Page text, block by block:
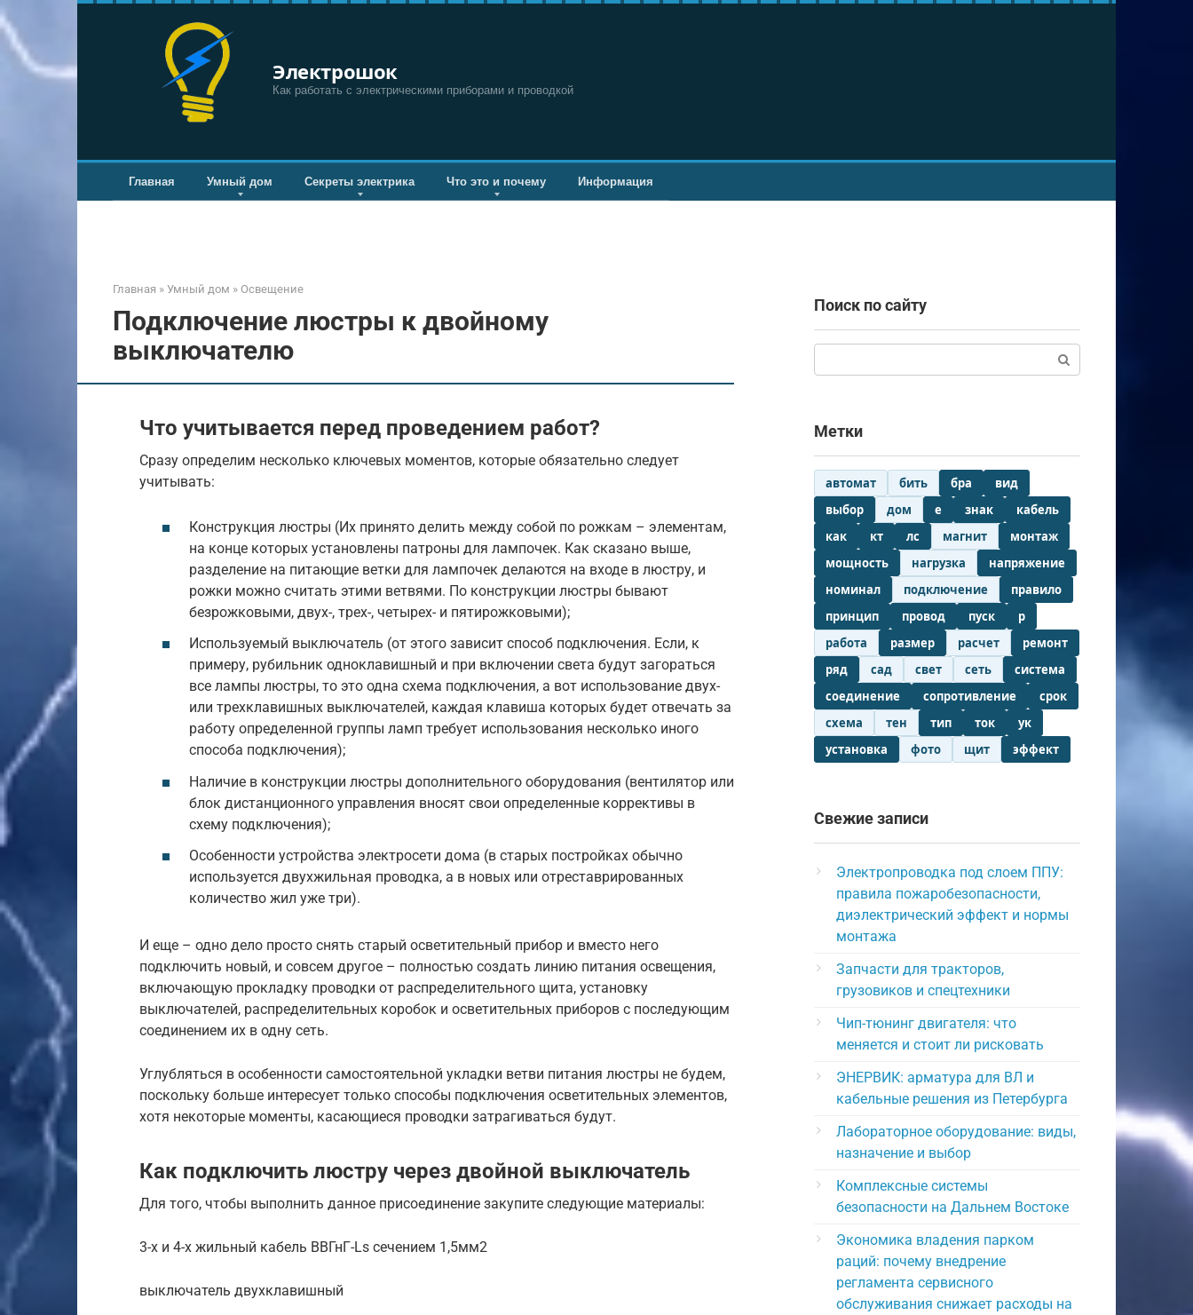
Перейти
к
контенту
Электрошок
Как работать с электрическими приборами и проводкой
Главная Умный дом Секреты электрика Что это и почему Информация
Главная » Умный дом » Освещение
Подключение люстры к двойному
выключателю
Что учитывается перед проведением работ?
Сразу определим несколько ключевых моментов, которые обязательно следует
учитывать:
Конструкция люстры (Их принято делить между собой по рожкам – элементам,
на конце которых установлены патроны для лампочек. Как сказано выше,
разделение на питающие ветки для лампочек делаются на входе в люстру, и
рожки можно считать этими ветвями. По конструкции люстры бывают
безрожковыми, двух-, трех-, четырех- и пятирожковыми);
Используемый выключатель (от этого зависит способ подключения. Если, к
примеру, рубильник одноклавишный и при включении света будут загораться
все лампы люстры, то это одна схема подключения, а вот использование двух-
или трехклавишных выключателей, каждая клавиша которых будет отвечать за
работу определенной группы ламп требует использования несколько иного
способа подключения);
Наличие в конструкции люстры дополнительного оборудования (вентилятор или
блок дистанционного управления вносят свои определенные коррективы в
схему подключения);
Особенности устройства электросети дома (в старых постройках обычно
используется двухжильная проводка, а в новых или отреставрированных
количество жил уже три).
И еще – одно дело просто снять старый осветительный прибор и вместо него
подключить новый, и совсем другое – полностью создать линию питания освещения,
включающую прокладку проводки от распределительного щита, установку
выключателей, распределительных коробок и осветительных приборов с последующим
соединением их в одну сеть.
Углубляться в особенности самостоятельной укладки ветви питания люстры не будем,
поскольку больше интересует только способы подключения осветительных элементов,
хотя некоторые моменты, касающиеся проводки затрагиваться будут.
Как подключить люстру через двойной выключатель
Для того, чтобы выполнить данное присоединение закупите следующие материалы:
3-х и 4-х жильный кабель ВВГнГ-Ls сечением 1,5мм2
выключатель двухклавишный
Поиск по сайту
Метки
автомат бить бра
вид
выбор
дом е знак
кабель
как
кт лс магнит
монтаж
мощность
нагрузка
напряжение
номинал
подключение
правило
принцип
провод пуск
р
работа
размер расчет
ремонт
ряд
сад свет сеть
система
соединение
сопротивление
срок
схема
тен тип ток
ук
установка
фото щит эффект
Свежие записи
Электропроводка под слоем ППУ:
правила пожаробезопасности,
диэлектрический эффект и нормы
монтажа
Запчасти для тракторов,
грузовиков и спецтехники
Чип-тюнинг двигателя: что
меняется и стоит ли рисковать
ЭНЕРВИК: арматура для ВЛ и
кабельные решения из Петербурга
Лабораторное оборудование: виды,
назначение и выбор
Комплексные системы
безопасности на Дальнем Востоке
Экономика владения парком
раций: почему внедрение
регламента сервисного
обслуживания снижает расходы на